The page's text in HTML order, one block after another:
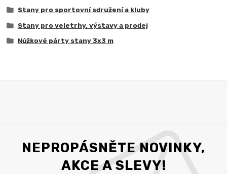
Stany pro sportovní sdružení a kluby
Stany pro veletrhy, výstavy a prodej
Nůžkové párty stany 3x3 m
NEPROPÁSNĚTE NOVINKY,
AKCE A SLEVY!